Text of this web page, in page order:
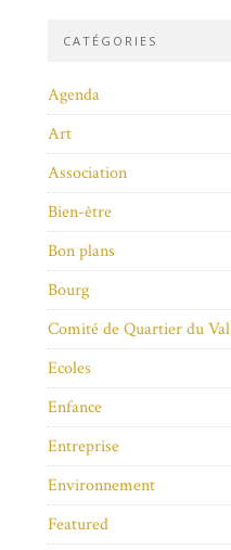
CATÉGORIES
Agenda
Art
Association
Bien-être
Bon plans
Bourg
Comité de Quartier du Val
Ecoles
Enfance
Entreprise
Environnement
Featured